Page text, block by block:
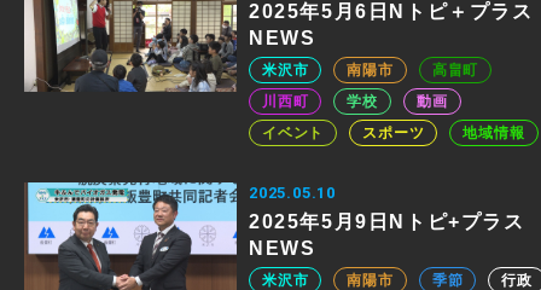
2025年5月6日Nトピ＋プラス
NEWS
米沢市 南陽市
高畠町
川西町
学校
動画
イベント
スポーツ 地域情報
2025.05.10
2025年5月9日Nトピ+プラス
NEWS
米沢市 南陽市 季節
行政